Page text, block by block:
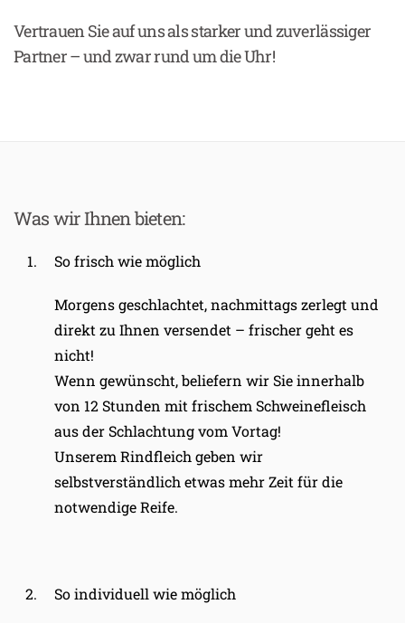
Vertrauen Sie auf uns als starker und zuverlässiger
Partner – und zwar rund um die Uhr!
Was wir Ihnen bieten:
So frisch wie möglich
Morgens geschlachtet, nachmittags zerlegt und
direkt zu Ihnen versendet – frischer geht es
nicht!
Wenn gewünscht, beliefern wir Sie innerhalb
von 12 Stunden mit frischem Schweinefleisch
aus der Schlachtung vom Vortag!
Unserem Rindfleich geben wir
selbstverständlich etwas mehr Zeit für die
notwendige Reife.
So individuell wie möglich